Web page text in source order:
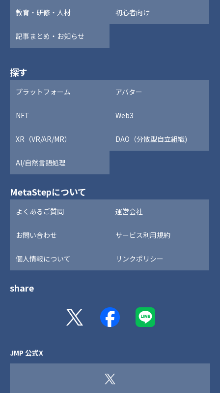
教育・研修・人材 初心者向け
記事まとめ・お知らせ
探す
プラットフォーム アバター
NFT Web3
XR（VR/AR/MR） DAO（分散型自立組織)
AI/自然言語処理
MetaStepについて
よくあるご質問 運営会社
お問い合わせ サービス利用規約
個人情報について リンクポリシー
share
JMP 公式X